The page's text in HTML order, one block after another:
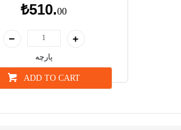
₺510.00
پارچە
ADD TO CART